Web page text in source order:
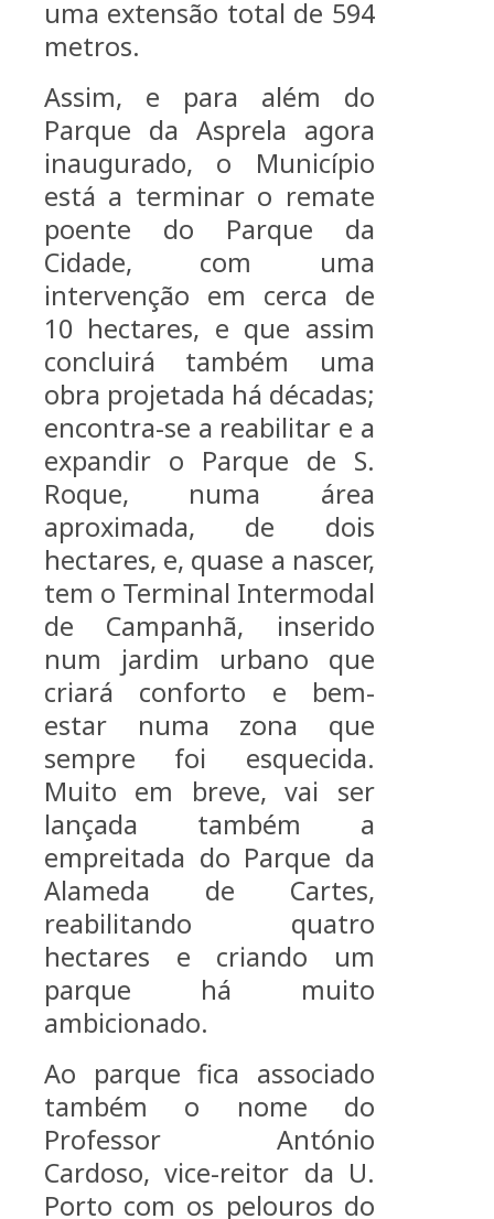
uma extensão total de 594
metros.
Assim, e para além do
Parque da Asprela agora
inaugurado, o Município
está a terminar o remate
poente do Parque da
Cidade, com uma
intervenção em cerca de
10 hectares, e que assim
concluirá também uma
obra projetada há décadas;
encontra-se a reabilitar e a
expandir o Parque de S.
Roque, numa área
aproximada, de dois
hectares, e, quase a nascer,
tem o Terminal Intermodal
de Campanhã, inserido
num jardim urbano que
criará conforto e bem-
estar numa zona que
sempre foi esquecida.
Muito em breve, vai ser
lançada também a
empreitada do Parque da
Alameda de Cartes,
reabilitando quatro
hectares e criando um
parque há muito
ambicionado.
Ao parque fica associado
também o nome do
Professor António
Cardoso, vice-reitor da U.
Porto com os pelouros do